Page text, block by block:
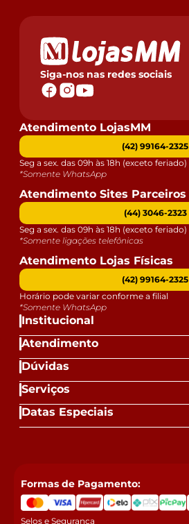
Siga-nos nas redes sociais
Institucional
Atendimento
Dúvidas
Serviços
Datas Especiais
Atendimento LojasMM
(42) 99164-2325
Seg a sex. das 09h às 18h (exceto feriado)
*Somente WhatsApp
Atendimento Sites Parceiros
(44) 3046-2323
Seg a sex. das 09h às 18h (exceto feriado)
*Somente ligações telefônicas
Atendimento Lojas Físicas
(42) 99164-2325
Horário pode variar conforme a filial
*Somente WhatsApp
Formas de Pagamento:
Selos e Segurança